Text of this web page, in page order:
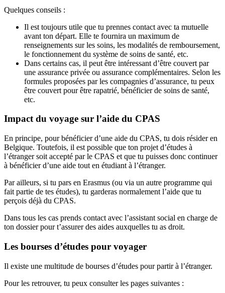
Quelques conseils :
Il est toujours utile que tu prennes contact avec ta mutuelle
avant ton départ. Elle te fournira un maximum de
renseignements sur les soins, les modalités de remboursement,
le fonctionnement du système de soins de santé, etc.
Dans certains cas, il peut être intéressant d’être couvert par
une assurance privée ou assurance complémentaires. Selon les
formules proposées par les compagnies d’assurance, tu peux
être couvert pour être rapatrié, bénéficier de soins de santé,
etc.
Impact du voyage sur l’aide du CPAS
En principe, pour bénéficier d’une aide du CPAS, tu dois résider en
Belgique. Toutefois, il est possible que ton projet d’études à
l’étranger soit accepté par le CPAS et que tu puisses donc continuer
à bénéficier d’une aide tout en étudiant à l’étranger.
Par ailleurs, si tu pars en Erasmus (ou via un autre programme qui
fait partie de tes études), tu garderas normalement l’aide que tu
perçois déjà du CPAS.
Dans tous les cas prends contact avec l’assistant social en charge de
ton dossier pour t’assurer des aides auxquelles tu as droit.
Les bourses d’études pour voyager
Il existe une multitude de bourses d’études pour partir à l’étranger.
Pour les retrouver, tu peux consulter les pages suivantes :